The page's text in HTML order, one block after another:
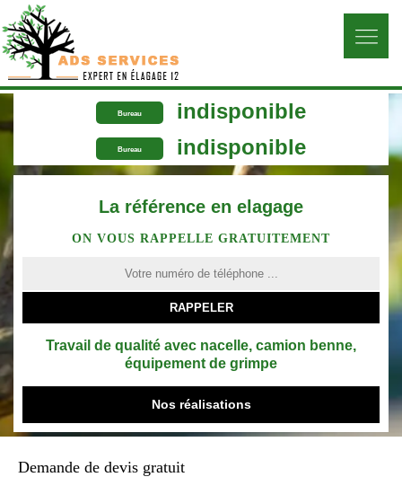
Bureau indisponible
Bureau indisponible
La référence en elagage
ON VOUS RAPPELLE GRATUITEMENT
Travail de qualité avec nacelle, camion benne,
équipement de grimpe
Nos réalisations
Demande de devis gratuit